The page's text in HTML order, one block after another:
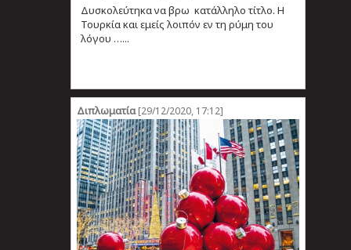
Δυσκολεύτηκα να βρω κατάλληλο τίτλο. Η
Τουρκία και εμείς λοιπόν εν τη ρύμη του
λόγου …...
Διπλωματία[29/12/2020, 17:12]